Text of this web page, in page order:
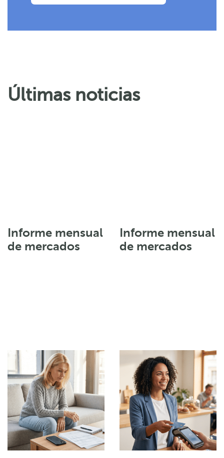
Últimas noticias
Informe mensual
de mercados
Informe mensual
de mercados